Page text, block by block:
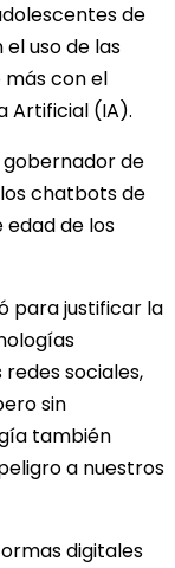
de
uso de las
con el
Artificial (IA).
gobernador de
chatbots de
edad de los
para justificar la
sociales,
sin
también
a nuestros
digitales